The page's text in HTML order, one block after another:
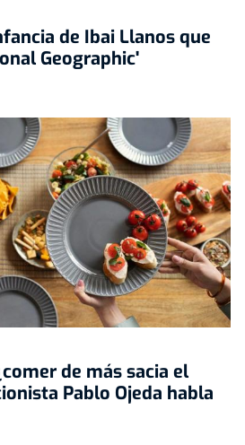
de Ibai Llanos que
Geographic'
de más sacia el
Pablo Ojeda habla